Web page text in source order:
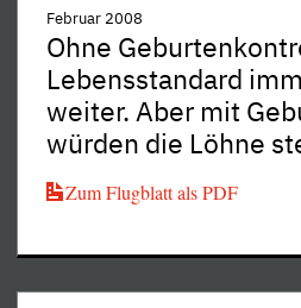
Februar 2008
Ohne
Lebensstandard
weiter. Aber mit
würden die Löhne
Zum Flugblatt als PDF